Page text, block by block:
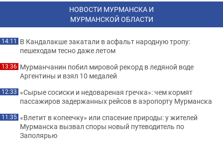
НОВОСТИ МУРМАНСКА И
МУРМАНСКОЙ ОБЛАСТИ
14:11 В Кандалакше закатали в асфальт народную тропу:
пешеходам тесно даже летом
13:36 Мурманчанин побил мировой рекорд в ледяной воде
Аргентины и взял 10 медалей
12:33 «Сырые сосиски и недовареная гречка»: чем кормят
пассажиров задержанных рейсов в аэропорту Мурманска
11:35 «Влетит в копеечку» или спасение природы: у жителей
Мурманска вызвал споры новый путеводитель по
Заполярью